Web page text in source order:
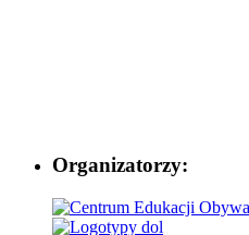
Organizatorzy: